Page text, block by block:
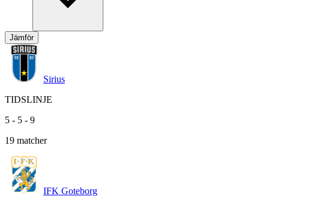
Jämför
Sirius
TIDSLINJE
5 - 5 - 9
19 matcher
IFK Goteborg